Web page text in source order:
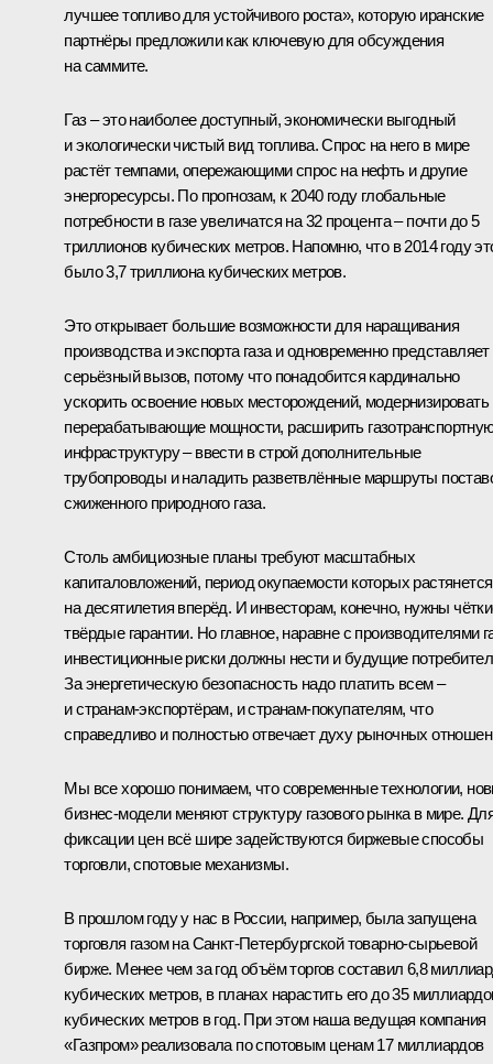
лучшее топливо для устойчивого роста», которую иранские
партнёры предложили как ключевую для обсуждения
на саммите.
Газ – это наиболее доступный, экономически выгодный
и экологически чистый вид топлива. Спрос на него в мире
растёт темпами, опережающими спрос на нефть и другие
энергоресурсы. По прогнозам, к 2040 году глобальные
потребности в газе увеличатся на 32 процента – почти до 5
триллионов кубических метров. Напомню, что в 2014 году
было 3,7 триллиона кубических метров.
Это открывает большие возможности для наращивания
производства и экспорта газа и одновременно представляет
серьёзный вызов, потому что понадобится кардинально
ускорить освоение новых месторождений, модернизировать
перерабатывающие мощности, расширить
инфраструктуру – ввести в строй дополнительные
трубопроводы и наладить разветвлённые маршруты
сжиженного природного газа.
Столь амбициозные планы требуют масштабных
капиталовложений, период окупаемости которых растянется
на десятилетия вперёд. И инвесторам, конечно, нужны
твёрдые гарантии. Но главное, наравне с производителями
инвестиционные риски должны нести и будущие
За энергетическую безопасность надо платить всем –
и странам-экспортёрам, и странам-покупателям, что
справедливо и полностью отвечает духу рыночных
Мы все хорошо понимаем, что современные технологии,
бизнес-модели меняют структуру газового рынка в мире.
фиксации цен всё шире задействуются биржевые способы
торговли, спотовые механизмы.
В прошлом году у нас в России, например, была запущена
торговля газом на Санкт-Петербургской товарно-сырьевой
бирже. Менее чем за год объём торгов составил 6,8
кубических метров, в планах нарастить его до 35
кубических метров в год. При этом наша ведущая компания
«Газпром» реализовала по спотовым ценам 17 миллиардов